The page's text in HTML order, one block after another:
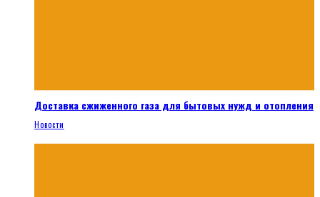
Доставка сжиженного газа для бытовых нужд и отопления
Новости